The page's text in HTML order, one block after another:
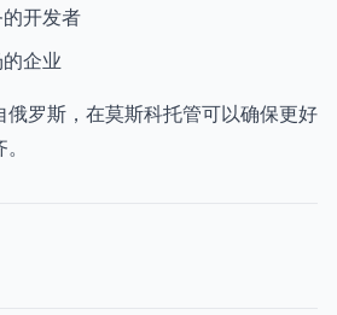
开发者
企业
俄罗斯，在莫斯科托管可以确保更好